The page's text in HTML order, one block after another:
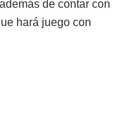
de contar con
hará juego con